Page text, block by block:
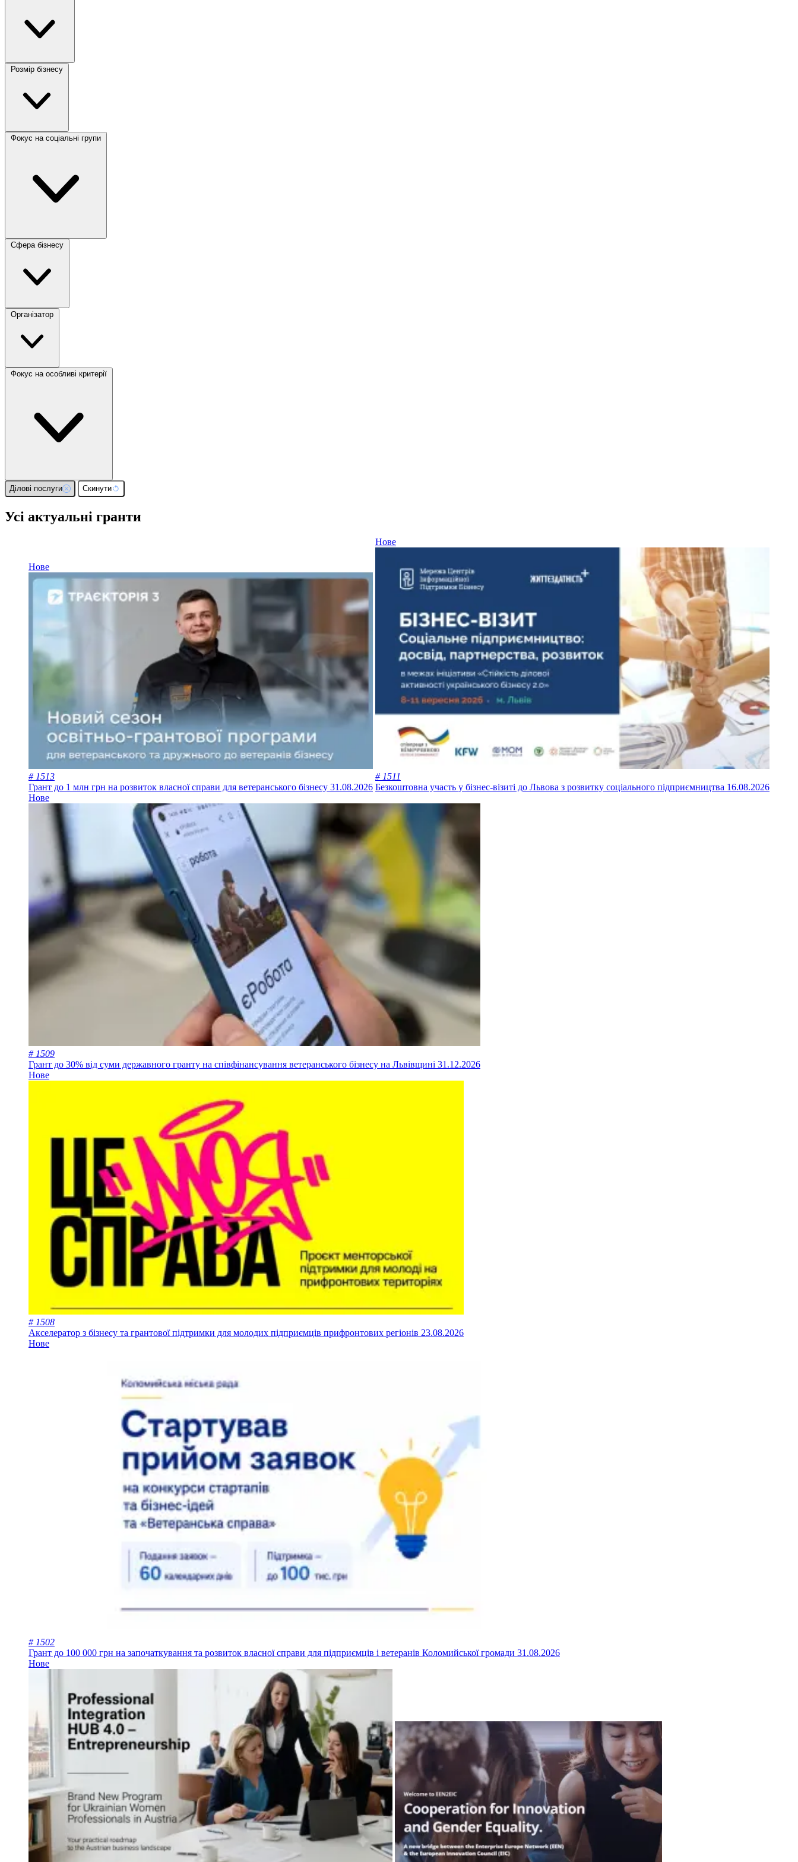
Розмір бізнесу
Фокус на соціальні групи
Сфера бізнесу
Організатор
Фокус на особливі критерії
Ділові послуги Скинути
Усі актуальні гранти
Нове
# 1513
Грант до 1 млн грн на розвиток власної справи для ветеранського бізнесу 31.08.2026
Нове
# 1511
Безкоштовна участь у бізнес-візиті до Львова з розвитку соціального підприємництва 16.08.2026
Нове
# 1509
Грант до 30% від суми державного гранту на співфінансування ветеранського бізнесу на Львівщині 31.12.2026
Нове
# 1508
Акселератор з бізнесу та грантової підтримки для молодих підприємців прифронтових регіонів 23.08.2026
Нове
# 1502
Грант до 100 000 грн на започаткування та розвиток власної справи для підприємців і ветеранів Коломийської громади 31.08.2026
Нове